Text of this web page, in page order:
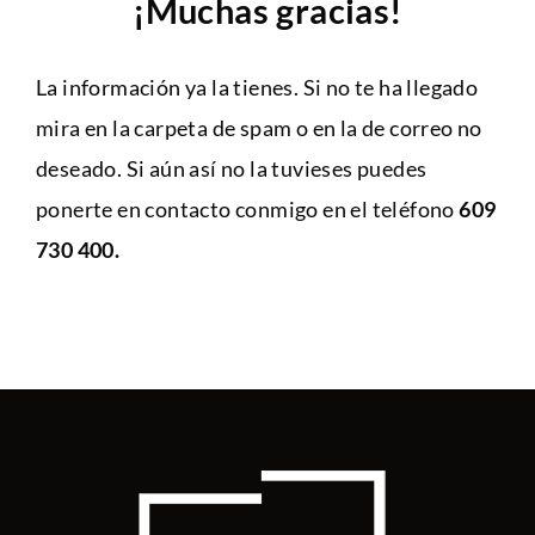
¡Muchas gracias!
La información ya la tienes. Si no te ha llegado
mira en la carpeta de spam o en la de correo no
deseado. Si aún así no la tuvieses puedes
ponerte en contacto conmigo en el teléfono609
730 400.